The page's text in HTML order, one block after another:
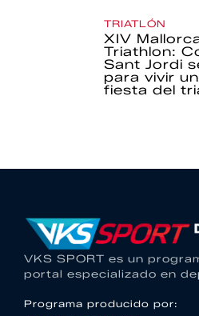
TRIATLÓN
XIV
Triathlon:
Sant Jordi
para vivir
fiesta del
VKS SPORT es un
portal especializado en
Programa producido por: